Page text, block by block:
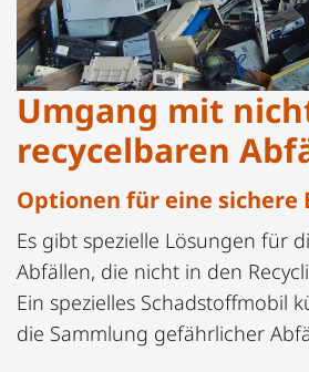
Umgang mit
recycelbaren
Optionen für eine sichere
Es gibt spezielle Lösungen für
Abfällen, die nicht in den
Ein spezielles Schadstoffmobil
die Sammlung gefährlicher